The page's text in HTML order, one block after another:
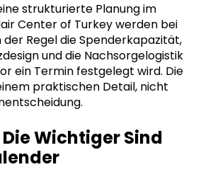
strukturierte Planung im
Center of Turkey werden bei
Regel die Spenderkapazität,
und die Nachsorgelogistik
ein Termin festgelegt wird. Die
praktischen Detail, nicht
Wichtiger Sind